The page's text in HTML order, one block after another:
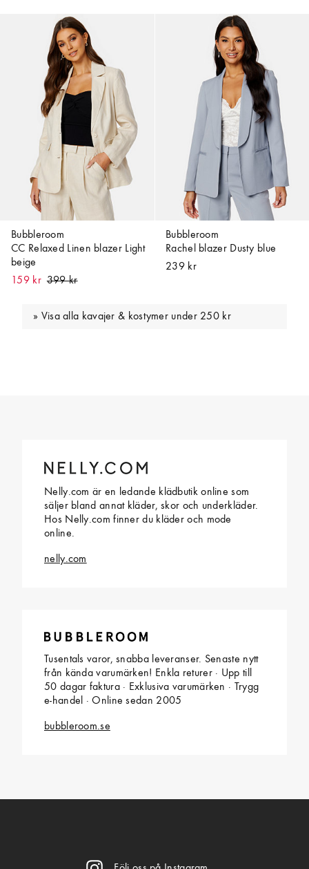
Bubbleroom
CC Relaxed Linen blazer Light
beige
159 kr
Bubbleroom
Rachel blazer Dusty blue
239 kr
Visa alla kavajer & kostymer under 250 kr
Nelly.com är en ledande klädbutik online som
säljer bland annat kläder, skor och underkläder.
Hos Nelly.com finner du kläder och mode
online.
nelly.com
Tusentals varor, snabba leveranser. Senaste nytt
från kända varumärken! Enkla returer · Upp till
50 dagar faktura · Exklusiva varumärken · Trygg
e-handel · Online sedan 2005
bubbleroom.se